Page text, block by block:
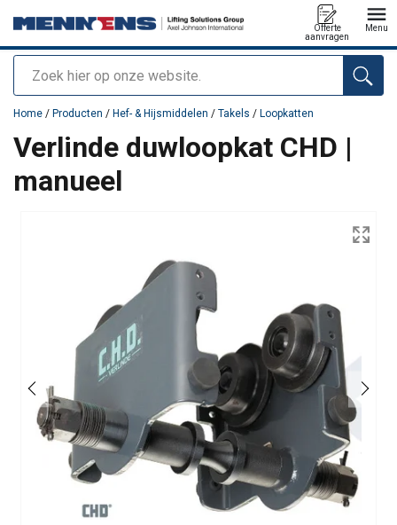
Zoeken
Offerte
aanvragen
Menu
toegevoegd aan uw offerte
Home / Producten / Hef- & Hijsmiddelen / Takels / Loopkatten
Verlinde duwloopkat CHD |
manueel